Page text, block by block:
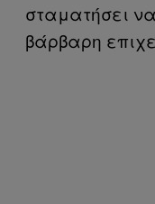
σταματήσει
βάρβαρη